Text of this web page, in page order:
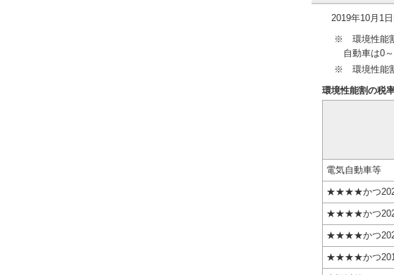
2019年10月1日
※ 環境性能割
自動車は0
※ 環境性能割
環境性能割の税
電気自動車等
★★★★かつ
★★★★かつ
★★★★かつ
★★★★かつ